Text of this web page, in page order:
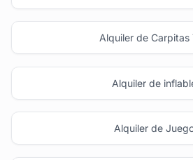
Alquiler de Carpitas
Alquiler de
Alquiler de